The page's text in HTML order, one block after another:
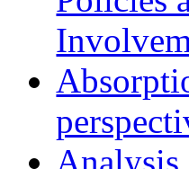
Analysis